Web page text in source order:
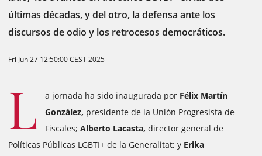
últimas décadas, y del otro, la defensa ante los
discursos de odio y los retrocesos democráticos.
Fri Jun 27 12:50:00 CEST 2025
L a jornada ha sido inaugurada por Félix Martín
González, presidente de la Unión Progresista de
Fiscales; Alberto Lacasta, director general de
Políticas Públicas LGBTI+ de la Generalitat; y Erika